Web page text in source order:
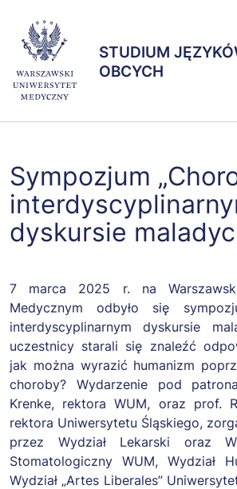
treści
STUDIUM
OBCYCH
STUDIUM
OBCYCH
Egzaminy
Zespół
Sympozjum
dyskursie
7 marca 2025 r. na
Medycznym odbyło się
interdyscyplinarnym dyskursie
uczestnicy starali się znaleźć
jak można wyrazić humanizm
choroby? Wydarzenie pod
Krenke, rektora WUM, oraz prof.
rektora Uniwersytetu Śląskiego,
przez Wydział Lekarski oraz
Stomatologiczny WUM, Wydział
Wydział „Artes Liberales”